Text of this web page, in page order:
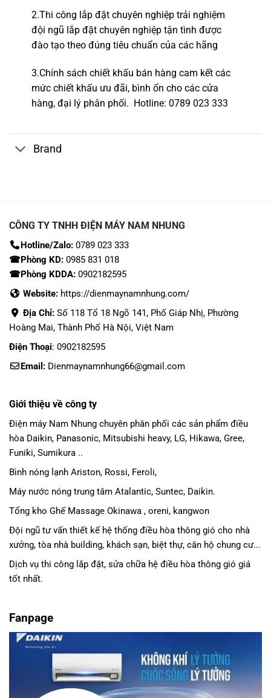
2.Thi công lắp đặt chuyên nghiệptrải nghiệm
đội ngũ lắp đặt chuyên nghiệp tận tình được
đào tạo theo đúng tiêu chuẩn của các hãng
3.Chính sách chiết khấu bán hàng cam kết các
mức chiết khấu ưu đãi, bình ổn cho các cửa
hàng, đại lý phân phối. Hotline: 0789 023 333
Brand
CÔNG TY TNHH ĐIỆN MÁY NAM NHUNG
Hotline/Zalo:0789 023 333
☎Phòng KD: 0985 831 018
☎Phòng KDDA: 0902182595
Website: https://dienmaynamnhung.com/
Địa Chỉ: Số 118 Tổ 18 Ngõ 141, Phố Giáp Nhị, Phường
Hoàng Mai, Thành Phố Hà Nội, Việt Nam
Điện Thoại: 0902182595
Email: Dienmaynamnhung66@gmail.com
Giới thiệu về công ty
Điện máy Nam Nhung chuyên phân phối các sản phẩm điều
hòa Daikin, Panasonic, Mitsubishi heavy, LG, Hikawa, Gree,
Funiki, Sumikura ..
Bình nóng lạnh Ariston, Rossi, Feroli,
Máy nước nóng trung tâm Atalantic, Suntec, Daikin.
Tổng kho Ghế Massage Okinawa , oreni, kangwon
Đội ngũ tư vấn thiết kế hệ thống điều hòa thông gió cho nhà
xưởng, tòa nhà building, khách sạn, biệt thự, căn hộ chung cư...
Dịch vụ thi công lắp đặt, sửa chữa hệ điều hòa thông gió giá
tốt nhất.
Fanpage